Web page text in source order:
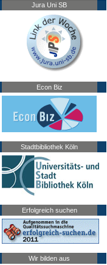
Jura Uni SB
Econ Biz
Stadtbibliothek Köln
Erfolgreich suchen
Wir bilden aus